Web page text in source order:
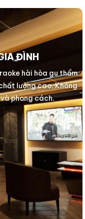
ĐÌNH
hài hòa gu thẩm
lượng cao. Không
phong cách.